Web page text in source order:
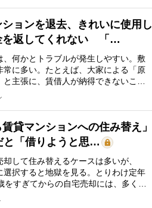
ションを退去、きれいに使用し
を返してくれない 「…
何かとトラブルが発生しやすい。敷
に多い。たとえば、大家による「原
主張に、賃借人が納得できないこと
貸マンションへの住み替え」
と「借りようと思…
して住み替えるケースは多いが、
選択すると地獄を見る。とりわけ定年
すぎてからの自宅売却には、多くの